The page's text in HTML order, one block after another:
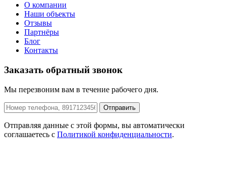
О компании
Наши объекты
Отзывы
Партнёры
Блог
Контакты
Заказать обратный звонок
Мы перезвоним вам в течение рабочего дня.
Отправить
Отправляя данные с этой формы, вы автоматически
соглашаетесь с Политикой конфиденциальности.